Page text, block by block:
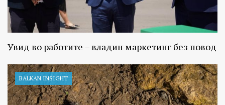
Увид во работите – владин маркетинг без повод
BALKAN INSIGHT